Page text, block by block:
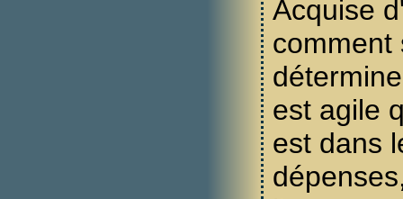
Acquise
comment
est agile
est dans